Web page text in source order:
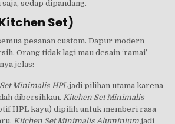
sedap dipandang.
Set)
pesanan custom. Dapur modern
Orang tidak lagi mau desain ‘ramai’
jelas:
Minimalis HPLjadi pilihan utama karena
dibersihkan. Kitchen Set Minimalis
HPL kayu) dipilih untuk memberi rasa
Kitchen Set Minimalis Aluminiumjadi